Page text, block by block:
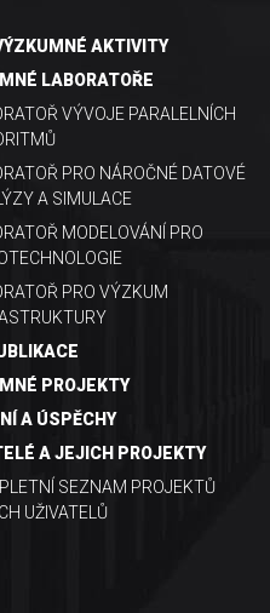
AKTIVITY
LABORATOŘE
VÝVOJE PARALELNÍCH
PRO NÁROČNÉ DATOVÉ
A SIMULACE
MODELOVÁNÍ PRO
PRO VÝZKUM
PROJEKTY
A ÚSPĚCHY
A JEJICH PROJEKTY
SEZNAM PROJEKTŮ
UŽIVATELŮ